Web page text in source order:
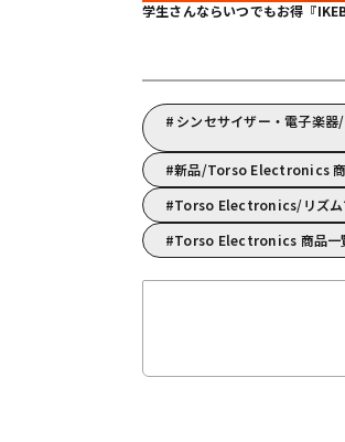
学生さんならいつでもお得『
シンセサイザー・電子楽
新品/Torso Electronics
Torso Electronics/リズム
Torso Electronics 商品一